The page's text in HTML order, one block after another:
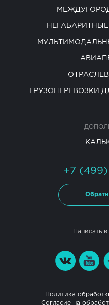
ГРУЗОПЕРЕВОЗКИ
+7
Написать в
Политика
Согласие на